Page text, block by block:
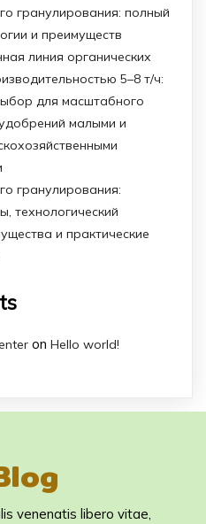
гранулирования: полный
и преимуществ
линия органических
5–8 т/ч:
для масштабного
малыми и
гранулирования:
технологический
и практические
on Hello world!
venenatis libero vitae,